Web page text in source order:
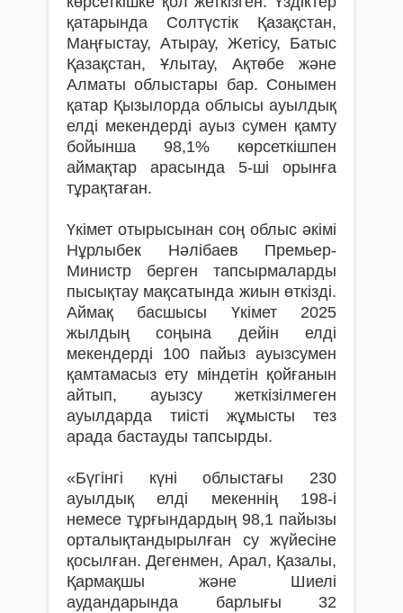
қатарында Солтүстік Қазақстан,
Маңғыстау, Атырау, Жетісу, Батыс
Қазақстан, Ұлытау, Ақтөбе және
Алматы облыстары бар. Сонымен
қатар Қызылорда облысы ауылдық
елді мекендерді ауыз сумен қамту
бойынша 98,1% көрсеткішпен
аймақтар арасында 5-ші орынға
тұрақтаған.
Үкімет отырысынан соң облыс әкімі
Нұрлыбек Нәлібаев Премьер-
Министр берген тапсырмаларды
пысықтау мақсатында жиын өткізді.
Аймақ басшысы Үкімет 2025
жылдың соңына дейін елді
мекендерді 100 пайыз ауызсумен
қамтамасыз ету міндетін қойғанын
айтып, ауызсу жеткізілмеген
ауылдарда тиісті жұмысты тез
арада бастауды тапсырды.
«Бүгінгі күні облыстағы 230
ауылдық елді мекеннің 198-і
немесе тұрғындардың 98,1 пайызы
орталықтандырылған су жүйесіне
қосылған. Дегенмен, Арал, Қазалы,
Қармақшы және Шиелі
аудандарында барлығы 32